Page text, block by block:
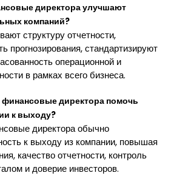
директора улучшают
компаний?
структуру отчетности,
прогнозирования, стандартизируют
операционной и
в рамках всего бизнеса.
директора помочь
к выходу?
директора обычно
к выходу из компании, повышая
качество отчетности, контроль
и доверие инвесторов.